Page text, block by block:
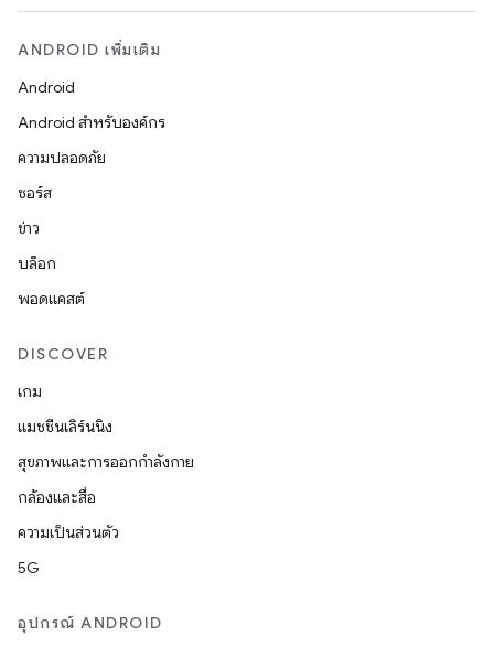
ANDROID เพิ่มเติม
Android
Android สำหรับองค์กร
ความปลอดภัย
ซอร์ส
ข่าว
บล็อก
พอดแคสต์
DISCOVER
เกม
แมชชีนเลิร์นนิง
สุขภาพและการออกกำลังกาย
กล้องและสื่อ
ความเป็นส่วนตัว
5G
อุปกรณ์ ANDROID